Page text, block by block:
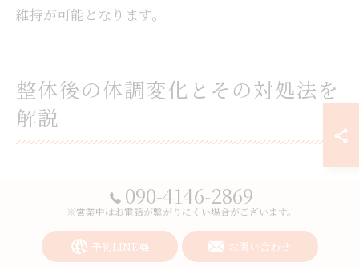
維持が可能となります。
整体後の体調変化とその対処法を
解説
整体後に起こりやすい体調変化とは何か
整体を受けた後、多くの方が「体が軽くなった」「肩
こりや腰痛が和らいだ」といったポジティブな変化を
090-4146-2869
※営業中はお電話が繋がりにくい場合がございます。
予約LINE お問い合わせ